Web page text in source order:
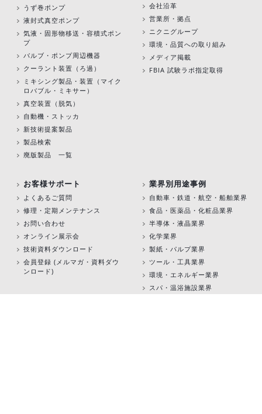
うず巻ポンプ
液封式真空ポンプ
気液・固形物移送・容積式ポン
プ
バルブ・ポンプ周辺機器
クーラント装置（ろ過）
ミキシング製品・装置（マイク
ロバブル・ミキサー）
真空装置（脱気）
自動機・ストッカ
新技術提案製品
製品検索
廃版製品 一覧
会社沿革
営業所・拠点
ニクニグループ
環境・品質への取り組み
メディア掲載
FBIA 試験ラボ指定取得
お客様サポート
よくあるご質問
修理・定期メンテナンス
お問い合わせ
オンライン展示会
技術資料ダウンロード
会員登録 (メルマガ・資料ダウ
ンロード)
業界別用途事例
自動車・鉄道・航空・船舶業界
食品・医薬品・化粧品業界
半導体・液晶業界
化学業界
製紙・パルプ業界
ツール・工具業界
環境・エネルギー業界
スパ・温浴施設業界